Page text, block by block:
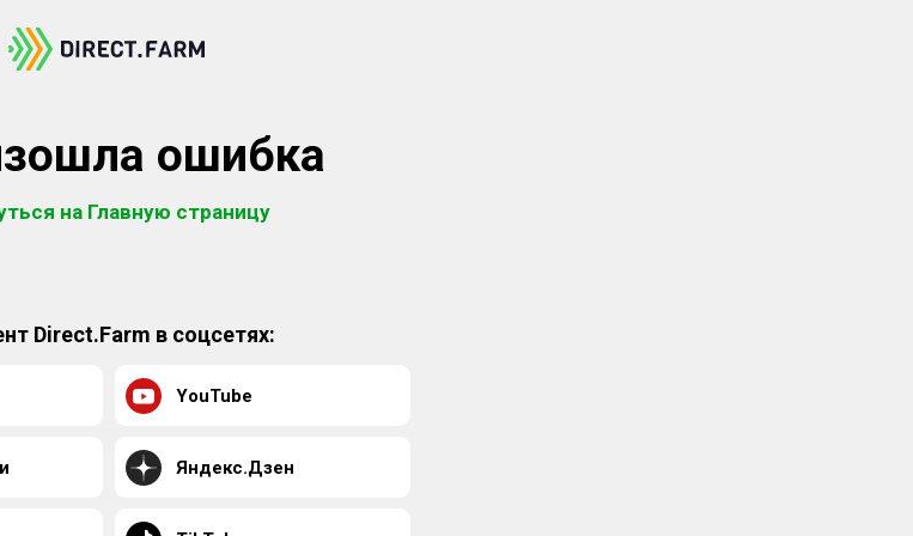
ошибка
на Главную страницу
Direct.Farm в соцсетях:
YouTube
Яндекс.Дзен